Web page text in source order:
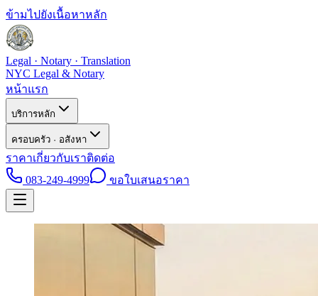
ข้ามไปยังเนื้อหาหลัก
Legal · Notary · Translation
NYC Legal & Notary
หน้าแรก
บริการหลัก
ครอบครัว · อสังหา
ราคาเกี่ยวกับเราติดต่อ
083-249-4999
ขอใบเสนอราคา